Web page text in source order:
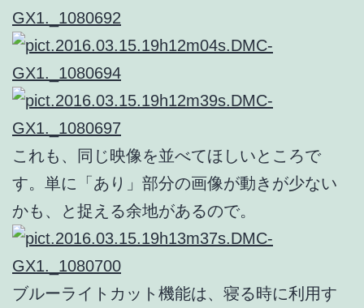
これも、同じ映像を並べてほしいところで
す。単に「あり」部分の画像が動きが少ない
かも、と捉える余地があるので。
ブルーライトカット機能は、寝る時に利用す